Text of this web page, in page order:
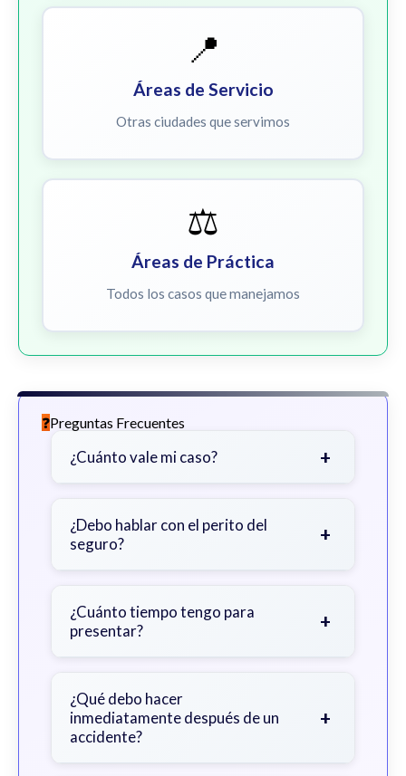
📍
Áreas de Servicio
Otras ciudades que servimos
⚖️
Áreas de Práctica
Todos los casos que manejamos
Preguntas Frecuentes
¿Cuánto vale mi caso? +
gravedad de sus lesiones, facturas
médicas, tiempo fuera del trabajo y
¿Debo hablar con el perito del
seguro?
+
primero con un abogado para evitar
declaraciones que perjudiquen su
¿Cuánto tiempo tengo para
presentar?
+
con excepciones. Consulte para
obtener orientación específica.
¿Qué debo hacer
inmediatamente después de un
accidente?
+